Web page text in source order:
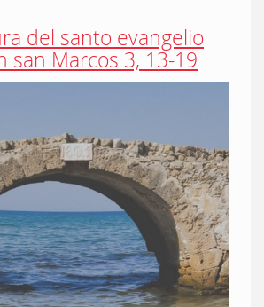
del santo evangelio
san Marcos 3, 13-19